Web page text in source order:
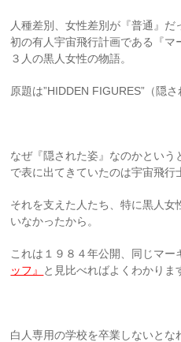
人種差別、女性差別が『普通』だ
初の有人宇宙飛行計画である『マ
３人の黒人女性の物語。
原題は”HIDDEN FIGURES” （隠
なぜ『隠された姿』なのかとい
で表に出てきていたのは宇宙飛行
それを支えた人たち、特に黒人女
いなかったから。
これは１９８４年公開、同じマー
ッフ』 と見比べればよくわかりま
白人専用の学校を卒業しないとな